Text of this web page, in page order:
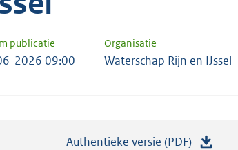
publicatie Organisatie
2026 09:00 Waterschap Rijn en IJssel
Authentieke versie (PDF)